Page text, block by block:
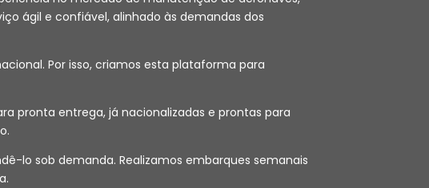
ágil e confiável, alinhado às demandas dos
Por isso, criamos esta plataforma para
pronta entrega, já nacionalizadas e prontas para
lo sob demanda. Realizamos embarques semanais